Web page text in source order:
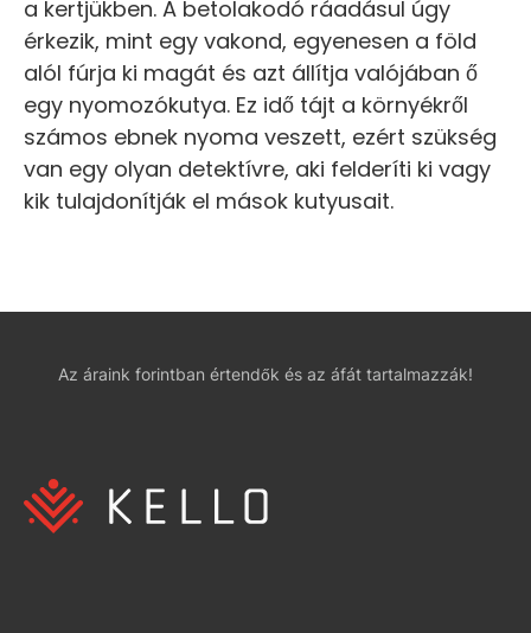
a kertjükben. A betolakodó ráadásul úgy
érkezik, mint egy vakond, egyenesen a föld
alól fúrja ki magát és azt állítja valójában ő
egy nyomozókutya. Ez idő tájt a környékről
számos ebnek nyoma veszett, ezért szükség
van egy olyan detektívre, aki felderíti ki vagy
kik tulajdonítják el mások kutyusait.
Az áraink forintban értendők és az áfát tartalmazzák!